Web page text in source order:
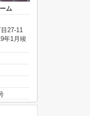
ム
27-11
年1月竣